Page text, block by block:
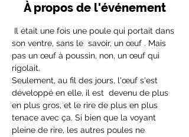
À propos de l'événement
Il était une fois une poule qui portait dans
son ventre, sans le  savoir, un œuf . Mais
pas un œuf à poussin, non, un œuf qui
rigolait.
Seulement, au fil des jours, l'œuf s'est
développé en elle, il est  devenu de plus
en plus gros, et le rire de plus en plus
tenace avec ça. Si bien que la voyant
pleine de rire, les autres poules ne